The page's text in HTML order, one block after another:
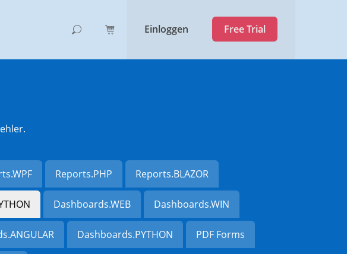
Einloggen Free Trial
Reports.PHP Reports.BLAZOR
Dashboards.WEB Dashboards.WIN
Dashboards.PYTHON PDF Forms